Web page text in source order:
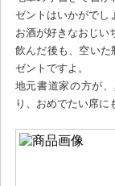
ゼントはいかがでし
お酒が好きなおじい
飲んだ後も、空いた
ゼントですよ。
地元書道家の方が
り、おめでたい席に